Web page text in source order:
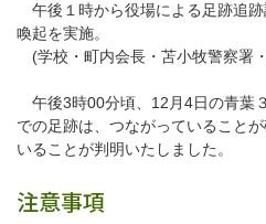
午後１時から役場による足跡追
喚起を実施。
(学校・町内会長・苫小牧警察署
午後3時00分頃、12月4日の青葉
での足跡は、つながっていること
いることが判明いたしました。
注意事項